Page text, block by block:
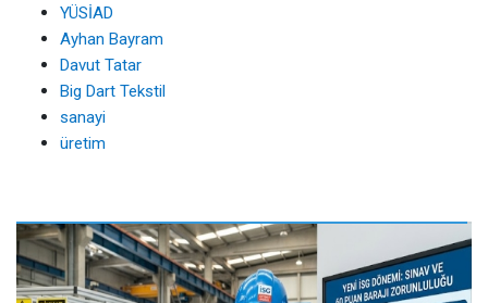
YÜSİAD
Ayhan Bayram
Davut Tatar
Big Dart Tekstil
sanayi
üretim